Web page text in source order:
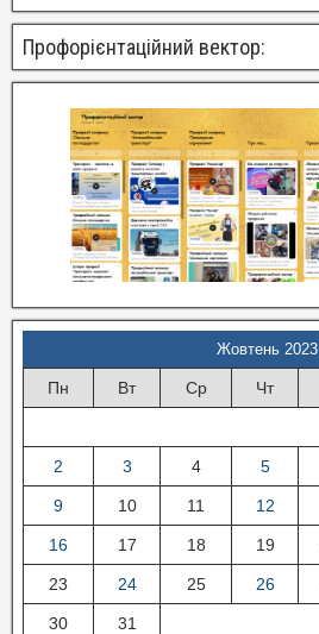
Профорієнтаційний вектор:
Жовтень 2023
Пн Вт Ср Чт
2 3 4 5
9 10 11 12
16 17 18 19
23 24 25 26
30 31